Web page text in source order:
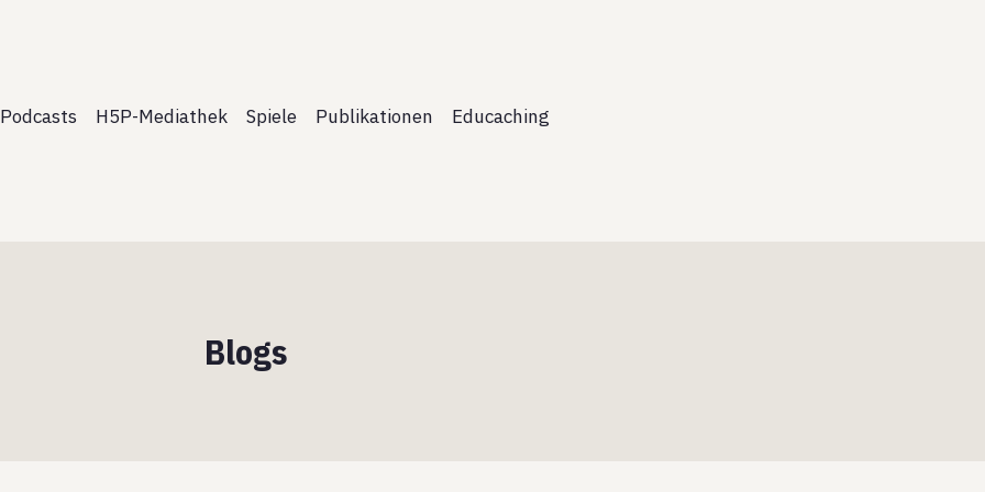
Podcasts H5P-Mediathek Spiele Publikationen Educaching
Blogs